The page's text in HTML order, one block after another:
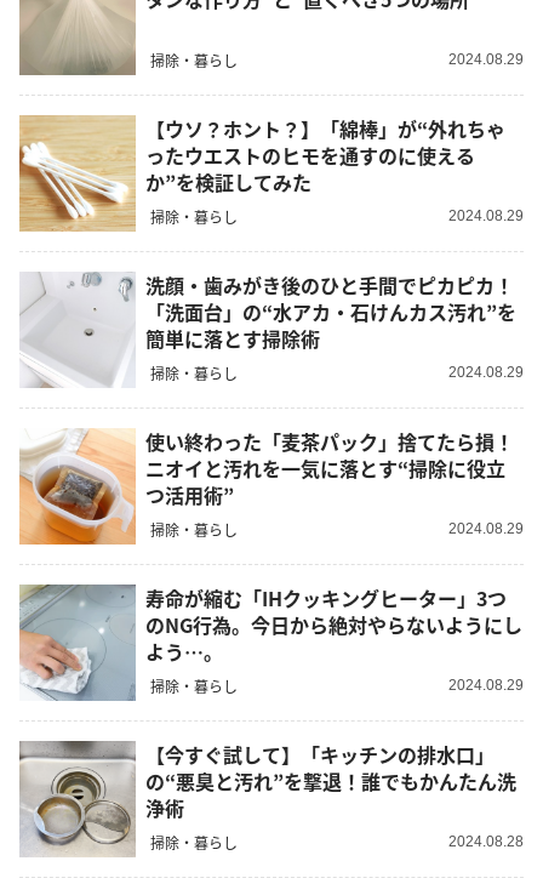
掃除・暮らし 2024.08.29
【ウソ？ホント？】「綿棒」が“外れちゃ
ったウエストのヒモを通すのに使える
か”を検証してみた
掃除・暮らし 2024.08.29
洗顔・歯みがき後のひと手間でピカピカ！
「洗面台」の“水アカ・石けんカス汚れ”を
簡単に落とす掃除術
掃除・暮らし 2024.08.29
使い終わった「麦茶パック」捨てたら損！
ニオイと汚れを一気に落とす“掃除に役立
つ活用術”
掃除・暮らし 2024.08.29
寿命が縮む「IHクッキングヒーター」3つ
のNG行為。今日から絶対やらないようにし
よう…。
掃除・暮らし 2024.08.29
【今すぐ試して】「キッチンの排水口」
の“悪臭と汚れ”を撃退！誰でもかんたん洗
浄術
掃除・暮らし 2024.08.28